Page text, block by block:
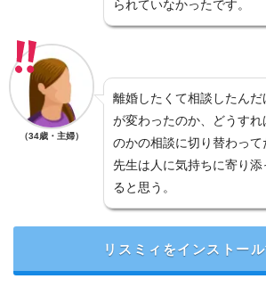
られていなかったです。
（34歳・主婦）
離婚したくて相談したん
が変わったのか、どうすれ
のかの相談に切り替わっ
先生は人に気持ちに寄り
ると思う。
リスミィをインストー